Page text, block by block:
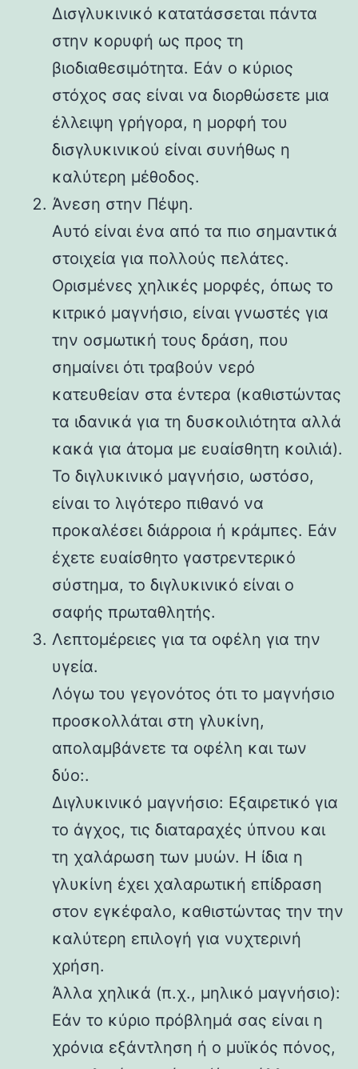
Δισγλυκινικό κατατάσσεται πάντα
στην κορυφή ως προς τη
βιοδιαθεσιμότητα. Εάν ο κύριος
στόχος σας είναι να διορθώσετε μια
έλλειψη γρήγορα, η μορφή του
δισγλυκινικού είναι συνήθως η
καλύτερη μέθοδος.
Άνεση στην Πέψη.
Αυτό είναι ένα από τα πιο σημαντικά
στοιχεία για πολλούς πελάτες.
Ορισμένες χηλικές μορφές, όπως το
κιτρικό μαγνήσιο, είναι γνωστές για
την οσμωτική τους δράση, που
σημαίνει ότι τραβούν νερό
κατευθείαν στα έντερα (καθιστώντας
τα ιδανικά για τη δυσκοιλιότητα αλλά
κακά για άτομα με ευαίσθητη κοιλιά).
Το διγλυκινικό μαγνήσιο, ωστόσο,
είναι το λιγότερο πιθανό να
προκαλέσει διάρροια ή κράμπες. Εάν
έχετε ευαίσθητο γαστρεντερικό
σύστημα, το διγλυκινικό είναι ο
σαφής πρωταθλητής.
Λεπτομέρειες για τα οφέλη για την
υγεία.
Λόγω του γεγονότος ότι το μαγνήσιο
προσκολλάται στη γλυκίνη,
απολαμβάνετε τα οφέλη και των
δύο:.
Διγλυκινικό μαγνήσιο: Εξαιρετικό για
το άγχος, τις διαταραχές ύπνου και
τη χαλάρωση των μυών. Η ίδια η
γλυκίνη έχει χαλαρωτική επίδραση
στον εγκέφαλο, καθιστώντας την την
καλύτερη επιλογή για νυχτερινή
χρήση.
Άλλα χηλικά (π.χ., μηλικό μαγνήσιο):
Εάν το κύριο πρόβλημά σας είναι η
χρόνια εξάντληση ή ο μυϊκός πόνος,